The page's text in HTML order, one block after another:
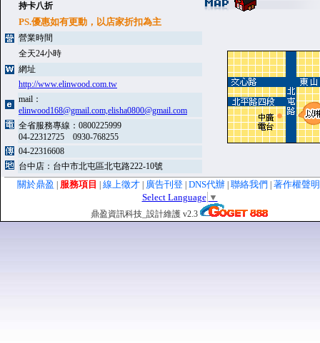
持卡八折
PS.優惠如有更動，以店家折扣為主
營業時間
全天24小時
網址
http://www.elinwood.com.tw
mail：
elinwood168@gmail.com,elisha0800@gmail.com
全省服務專線：0800225999
04-22312725 0930-768255
04-22316608
台中店：台中市北屯區北屯路222-10號
關於鼎盈 服務項目 線上徵才 廣告刊登 DNS代辦 聯絡我們 著作權
Select Language ▼
鼎盈資訊科技_設計維護 v2.3